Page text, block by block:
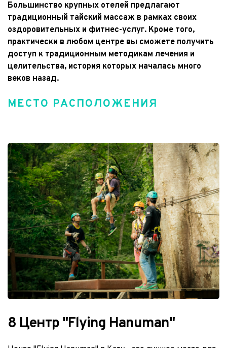
Большинство крупных отелей предлагают
традиционный тайский массаж в рамках своих
оздоровительных и фитнес-услуг. Кроме того,
практически в любом центре вы сможете получить
доступ к традиционным методикам лечения и
целительства, история которых началась много
веков назад.
МЕСТО РАСПОЛОЖЕНИЯ
8 Центр "Flying Hanuman"